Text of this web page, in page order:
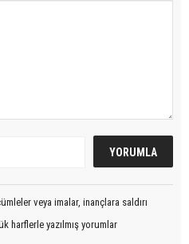
veya imalar, inançlara saldırı
harflerle yazılmış yorumlar